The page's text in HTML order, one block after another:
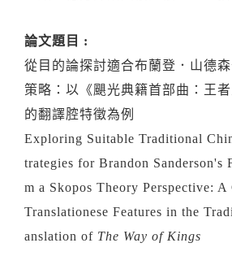
論文題目 :
從目的論探討適合布蘭登．山德
策略：以《颶光典籍首部曲：王者
的翻譯腔特徵為例
Exploring Suitable Traditional
trategies for Brandon Sanderson's
m a Skopos Theory Perspective: A
Translationese Features in the
anslation of The Way of Kings